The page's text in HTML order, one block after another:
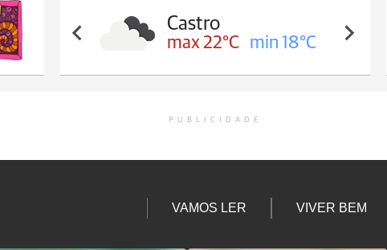
Castro
max 22°C min 18°C
PUBLICIDADE
VAMOS LER VIVER BEM